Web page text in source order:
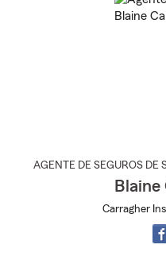
AGENTE DE SEGUROS DE
Carragher